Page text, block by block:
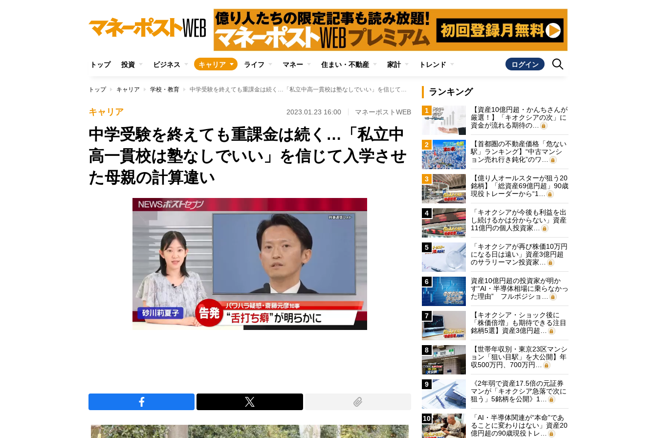
トップ 投資 ビジネス キャリア ライフ マネー 住まい・不動産 家計 トレンド ログイン
トップ キャリア 学校・教育 中学受験を終えても重課金は続く…「私立中高一貫校は塾なしでいい」を信じて入学させた母親の計算違い
キャリア 2023.01.23 16:00 マネーポストWEB
中学受験を終えても重課金は続く…「私立中
高一貫校は塾なしでいい」を信じて入学させ
た母親の計算違い
ランキング
1
【資産10億円超・かんちさんが
厳選！】「キオクシアの次」に
資金が流れる期待の…
2
【首都圏の不動産価格「危ない
駅」ランキング】“中古マンシ
ョン売れ行き鈍化”のワ…
3
【億り人オールスターが狙う20
銘柄】「総資産69億円超」90歳
現役トレーダーから“1…
4
「キオクシアが今後も利益を出
し続けるかは分からない」資産
11億円の個人投資家…
5
「キオクシアが再び株価10万円
になる日は遠い」資産3億円超
のサラリーマン投資家…
6
資産10億円超の投資家が明か
す“AI・半導体相場に乗らなかっ
た理由” フルポジショ…
7
【キオクシア・ショック後に
「株価倍増」も期待できる注目
銘柄5選】資産3億円超…
8
【世帯年収別・東京23区マンシ
ョン「狙い目駅」を大公開】年
収500万円、700万円…
9
《2年弱で資産17.5倍の元証券
マンが「キオクシア急落で次に
狙う」5銘柄を公開》1…
10
「AI・半導体関連が“本命”であ
ることに変わりはない」資産20
億円超の90歳現役トレ…